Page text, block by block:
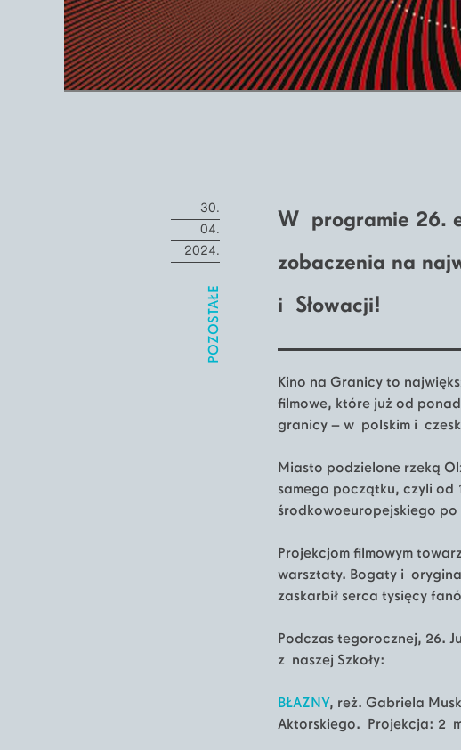
30.
04.
2024.
POZOSTAŁE
W programie 26.
zobaczenia na
i Słowacji!
Kino na Granicy to
filmowe, które już od
granicy – w polskim i
Miasto podzielone rzeką
samego początku, czyli od
środkowoeuropejskiego
Projekcjom filmowym
warsztaty. Bogaty i
zaskarbił serca tysięcy
Podczas tegorocznej, 26.
z naszej Szkoły:
BŁAZNY, reż. Gabriela
Aktorskiego. Projekcja: 2